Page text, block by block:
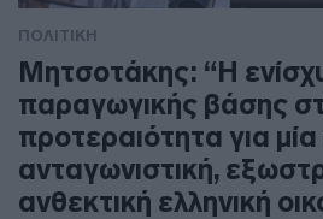
ΠΟΛΙΤΙΚΗ
Μητσοτάκης: “Η
παραγωγικής βάσης
προτεραιότητα για μία
ανταγωνιστική,
ανθεκτική ελληνική